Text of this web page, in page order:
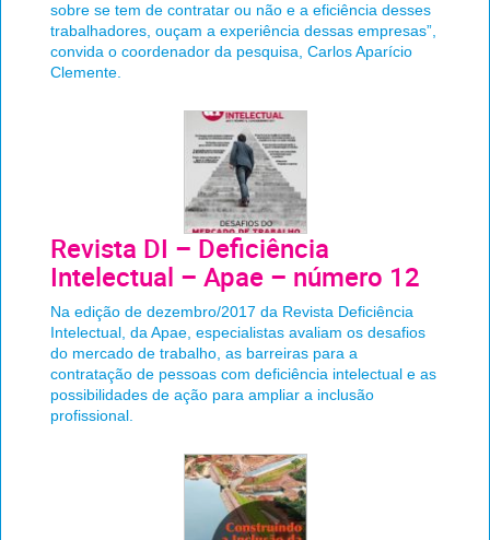
sobre se tem de contratar ou não e a eficiência desses
trabalhadores, ouçam a experiência dessas empresas”,
convida o coordenador da pesquisa, Carlos Aparício
Clemente.
Revista DI – Deficiência
Intelectual – Apae – número 12
Na edição de dezembro/2017 da Revista Deficiência
Intelectual, da Apae, especialistas avaliam os desafios
do mercado de trabalho, as barreiras para a
contratação de pessoas com deficiência intelectual e as
possibilidades de ação para ampliar a inclusão
profissional.